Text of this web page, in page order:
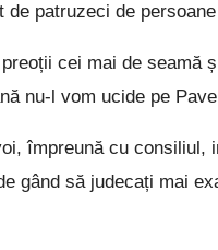
de patruzeci de
cei mai de seamă
nu-l vom ucide pe
împreună cu consiliul,
gând să judecați mai